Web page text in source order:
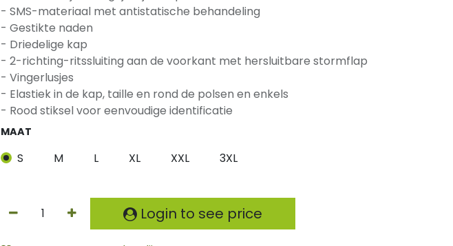
- SMS-materiaal met antistatische behandeling
- Gestikte naden
- Driedelige kap
- 2-richting-ritssluiting aan de voorkant met hersluitbare stormflap
- Vingerlusjes
- Elastiek in de kap, taille en rond de polsen en enkels
- Rood stiksel voor eenvoudige identificatie
MAAT
S M L XL XXL 3XL
Login to see price